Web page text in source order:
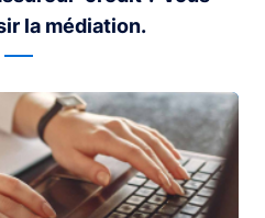
la médiation.